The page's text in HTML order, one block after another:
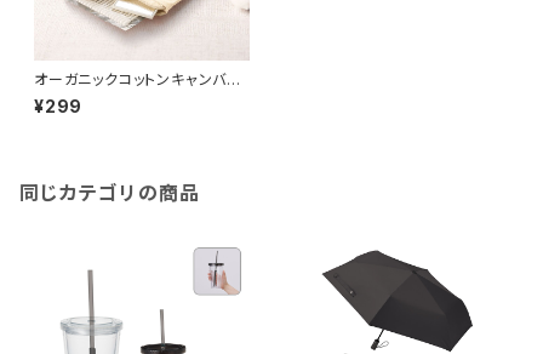
オーガニックコットンキャンバス
フラットポーチ（SS） ナチュラ
ル MG
¥299
同じカテゴリの商品